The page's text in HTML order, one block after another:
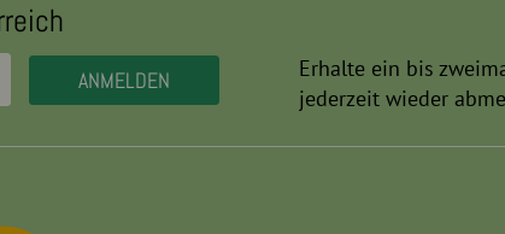
Erhalte ein bis
jederzeit wieder